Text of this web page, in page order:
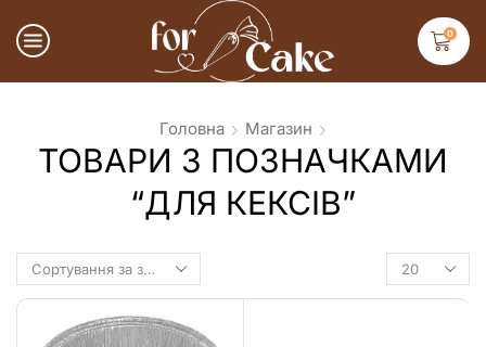
0
Головна Магазин
ТОВАРИ З ПОЗНАЧКАМИ
“ДЛЯ КЕКСІВ”